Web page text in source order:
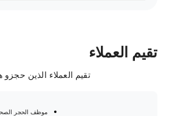
العملاء
تقيم العملاء الذين حجزو هذة
موظف الحجر الصحي،